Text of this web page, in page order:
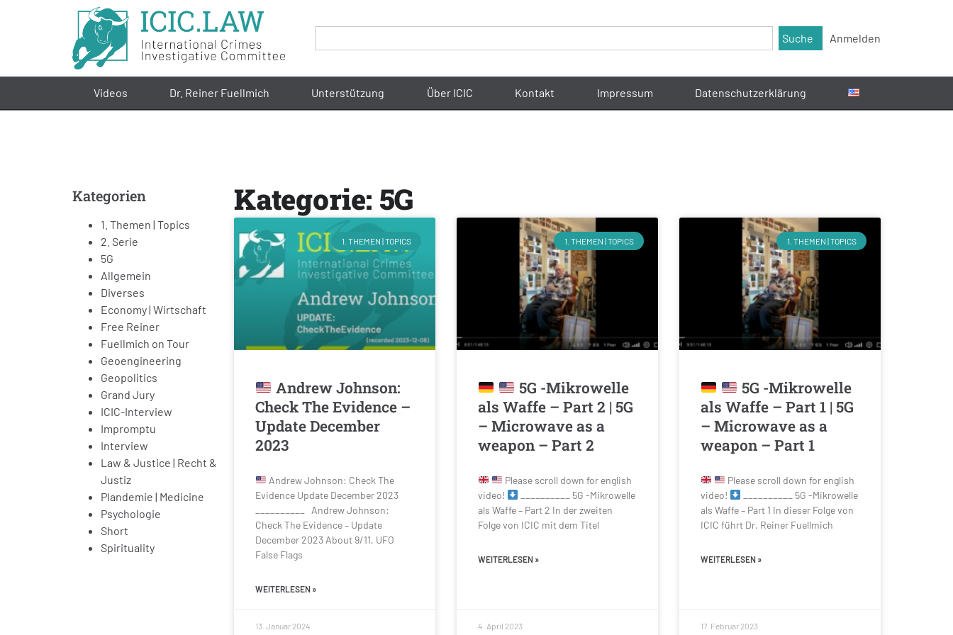
Suche Anmelden
Videos Dr. Reiner Fuellmich Unterstützung Über ICIC Kontakt Impressum Datenschutzerklärung
Kategorien
1. Themen | Topics
2. Serie
5G
Allgemein
Diverses
Economy | Wirtschaft
Free Reiner
Fuellmich on Tour
Geoengineering
Geopolitics
Grand Jury
ICIC-Interview
Impromptu
Interview
Law & Justice | Recht &
Justiz
Plandemie | Medicine
Psychologie
Short
Spirituality
Kategorie: 5G
1. THEMEN | TOPICS
Andrew Johnson:
Check The Evidence –
Update December
2023
Andrew Johnson: Check The
Evidence Update December 2023
__________ Andrew Johnson:
Check The Evidence – Update
December 2023 About 9/11, UFO
False Flags
WEITERLESEN »
13. Januar 2024
1. THEMEN | TOPICS
5G -Mikrowelle
als Waffe – Part 2 | 5G
– Microwave as a
weapon – Part 2
Please scroll down for english
video!
__________ 5G -Mikrowelle
als Waffe – Part 2 In der zweiten
Folge von ICIC mit dem Titel
WEITERLESEN »
4. April 2023
1. THEMEN | TOPICS
5G -Mikrowelle
als Waffe – Part 1 | 5G
– Microwave as a
weapon – Part 1
Please scroll down for english
video!
__________ 5G -Mikrowelle
als Waffe – Part 1 In dieser Folge von
ICIC führt Dr. Reiner Fuellmich
WEITERLESEN »
17. Februar 2023